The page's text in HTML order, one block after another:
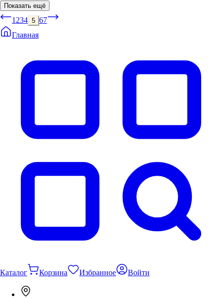
Показать ещё
1 234 5 67
Главная
Каталог Корзина Избранное Войти